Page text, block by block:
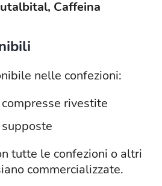
Caffeina
nelle confezioni:
rivestite
tutte le confezioni o altri
commercializzate.